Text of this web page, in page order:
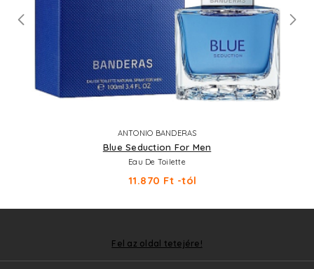
ANTONIO BANDERAS
Blue Seduction For Men
Eau De Toilette
11.870 Ft -tól
Fel az oldal tetejére!